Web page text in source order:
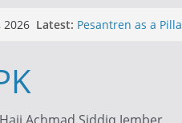
2026 Latest: Pesantren as a